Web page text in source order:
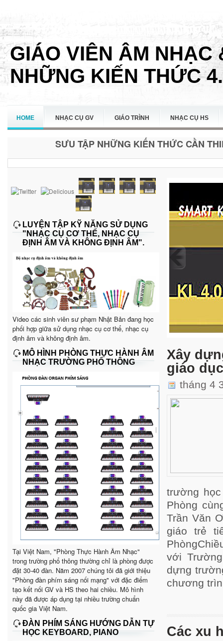
GIÁO VIÊN ÂM NHẠC
NHỮNG KIẾN THỨC
HOME NHẠC CỤ GV GIÁO TRÌNH NHẠC CỤ HS
SƯU TẬP NHỮNG KIẾN THỨC CẦN
LUYỆN TẬP KỸ NĂNG SỬ DỤNG
"NHẠC CỤ CƠ THỂ, NHẠC CỤ
ĐỊNH ÂM VÀ KHÔNG ĐỊNH ÂM".
Video các sinh viên sư phạm Nhật Bản đang học
phối hợp giữa sử dụng nhạc cụ cơ thể, nhạc cụ
định âm và không định âm.
MÔ HÌNH PHÒNG THỰC HÀNH ÂM
NHẠC TRƯỜNG PHỔ THÔNG
Tại Việt Nam, "Phòng Thực Hành Âm Nhạc"
trong trường phổ thông thường chỉ là phòng được
đặt 30-40 đàn. Năm 2007 chúng tôi đã giới thiệu
"Phòng đàn phím sáng nối mạng" với đặc điểm
tạo kết nối GV và HS theo hai chiều. Mô hình
này đã được áp dụng tại nhiều trường chuẩn
quốc gia Việt Nam.
ĐÀN PHÍM SÁNG HƯỚNG DẪN TỰ
HỌC KEYBOARD, PIANO
Xây
giáo
tháng 4
trường
Phòng
Trần Văn
giáo trẻ
với
dựng
chương
Các xu